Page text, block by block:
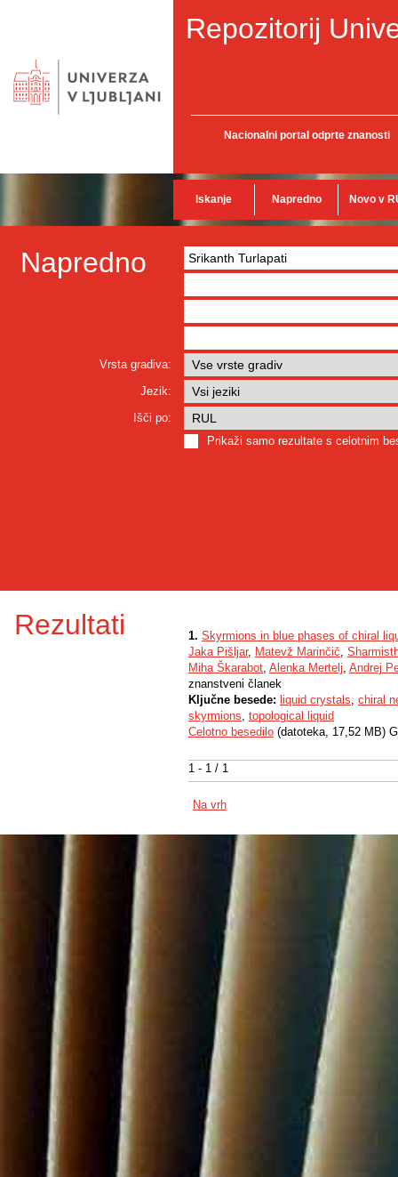
Repozitorij
Nacionalni portal odprte znanosti
Iskanje Napredno Novo v
Napredno
Vrsta gradiva:
Jezik:
Išči po:
Prikaži samo rezultate s celotnim
Rezultati
1 - 1 / 1
1. Skyrmions in blue phases of chiral
Jaka Pišljar, Matevž Marinčič,
Miha Škarabot, Alenka Mertelj, Andrej
znanstveni članek
Ključne besede: liquid crystals, chiral
skyrmions, topological liquid
Celotno besedilo (datoteka, 17,52 MB)
Na vrh